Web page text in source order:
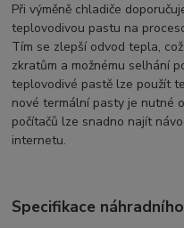
Při výměně chladiče
teplovodivou pastu na
Tím se zlepší odvod tepla,
zkratům a možnému selhání
teplovodivé pastě lze použít
nové termální pasty je nutné
počítačů lze snadno najít
internetu.
Specifikace